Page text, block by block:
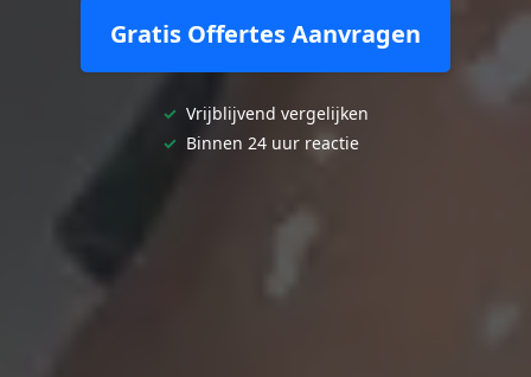
Gratis Offertes Aanvragen
✓ Vrijblijvend vergelijken
✓ Binnen 24 uur reactie